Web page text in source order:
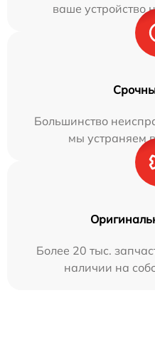
ваше устройство
Большинство
мы устраняем
Более 20 тыс.
наличии на